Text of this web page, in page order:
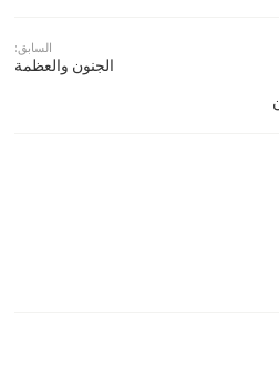
السابق:
الجنون والعظمة